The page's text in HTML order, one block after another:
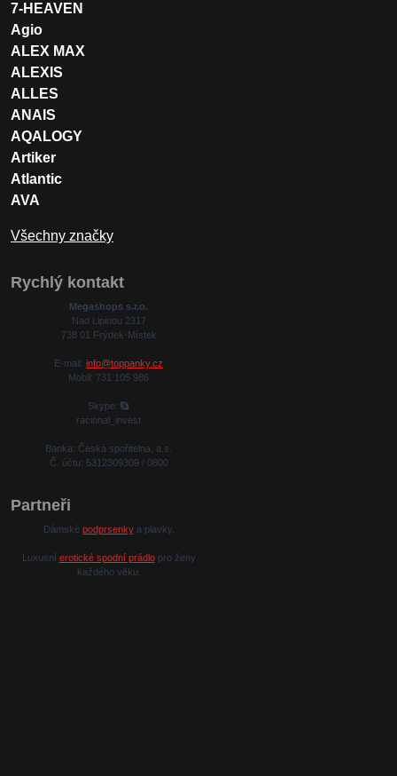
7-HEAVEN
Agio
ALEX MAX
ALEXIS
ALLES
ANAIS
AQALOGY
Artiker
Atlantic
AVA
Všechny značky
Rychlý kontakt
Megashops s.r.o.
Nad Lipinou 2317
738 01 Frýdek-Místek
E-mail: info@toppanky.cz
Mobil: 731 105 986
Skype:
racional_invest
Banka: Česká spořitelna, a.s.
Č. účtu: 5312309309 / 0800
Partneři
Dámské podprsenkya plavky.
Luxusní erotické spodní prádlopro ženy
každého věku.